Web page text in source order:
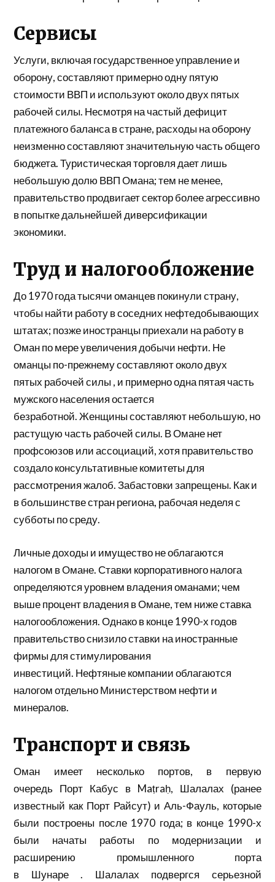
Сервисы
Услуги, включая государственное управлениеи
оборону, составляют примерно одну пятую
стоимости ВВП и используют около двух пятых
рабочей силы. Несмотря на частый дефицит
платежного баланса в стране, расходы на оборону
неизменносоставляютзначительную часть общего
бюджета. Туристическая торговля дает лишь
небольшую долю ВВП Омана; тем не менее,
правительство продвигает сектор более агрессивно
в попытке дальнейшей диверсификации
экономики.
Труд и налогообложение
До 1970 года тысячи оманцев покинули страну,
чтобы найти работу в соседних нефтедобывающих
штатах; позже иностранцы приехали на работу в
Оман по мере увеличения добычи нефти. Не
оманцы по-прежнемусоставляютоколо двух
пятых рабочей силы , и примерно одна пятая часть
мужского населения остается
безработной. Женщинысоставляютнебольшую, но
растущую часть рабочей силы. В Омане нет
профсоюзов или ассоциаций, хотя правительство
создало консультативные комитеты для
рассмотрения жалоб. Забастовки запрещены. Как и
в большинстве стран региона, рабочая неделя с
субботы по среду.
Личные доходы и имущество не облагаются
налогом в Омане. Ставки корпоративного налога
определяются уровнем владения оманами; чем
выше процент владения в Омане, тем ниже ставка
налогообложения. Однако в конце 1990-х годов
правительство снизило ставки на иностранные
фирмы для стимулирования
инвестиций. Нефтяные компании облагаются
налогом отдельно Министерством нефти и
минералов.
Транспорт и связь
Оман имеет несколько портов, в первую
очередь Порт Кабус в Maṭraḥ, Шалалах (ранее
известный как Порт Райсут) и Аль-Фауль, которые
были построены после 1970 года; в конце 1990-х
были начаты работы по модернизации и
расширению промышленного порта
в Шунаре. Шалалах подвергся серьезной